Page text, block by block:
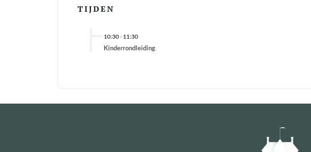
TIJDEN
10:30- 11:30
Kinderrondleiding